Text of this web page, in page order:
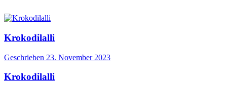
Krokodilalli
Geschrieben 23. November 2023
Krokodilalli